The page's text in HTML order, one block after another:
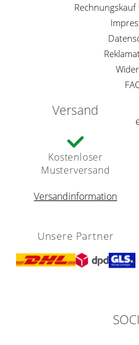
Versand
Kostenloser
Musterversand
Versandinformation
Unsere Partner